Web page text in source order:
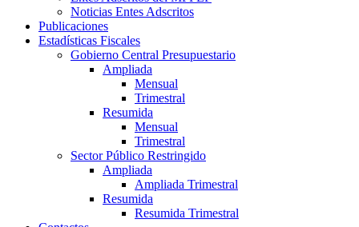
Noticias Entes Adscritos
Publicaciones
Estadísticas Fiscales
Gobierno Central Presupuestario
Ampliada
Mensual
Trimestral
Resumida
Mensual
Trimestral
Sector Público Restringido
Ampliada
Ampliada Trimestral
Resumida
Resumida Trimestral